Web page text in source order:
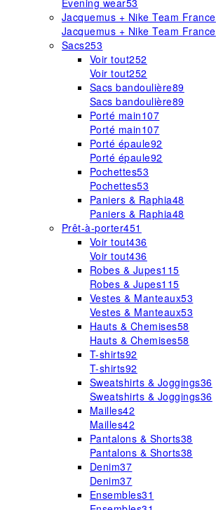
Evening wear53
Jacquemus + Nike Team France
Jacquemus + Nike Team France
Sacs253
Voir tout252
Voir tout252
Sacs bandoulière89
Sacs bandoulière89
Porté main107
Porté main107
Porté épaule92
Porté épaule92
Pochettes53
Pochettes53
Paniers & Raphia48
Paniers & Raphia48
Prêt-à-porter451
Voir tout436
Voir tout436
Robes & Jupes115
Robes & Jupes115
Vestes & Manteaux53
Vestes & Manteaux53
Hauts & Chemises58
Hauts & Chemises58
T-shirts92
T-shirts92
Sweatshirts & Joggings36
Sweatshirts & Joggings36
Mailles42
Mailles42
Pantalons & Shorts38
Pantalons & Shorts38
Denim37
Denim37
Ensembles31